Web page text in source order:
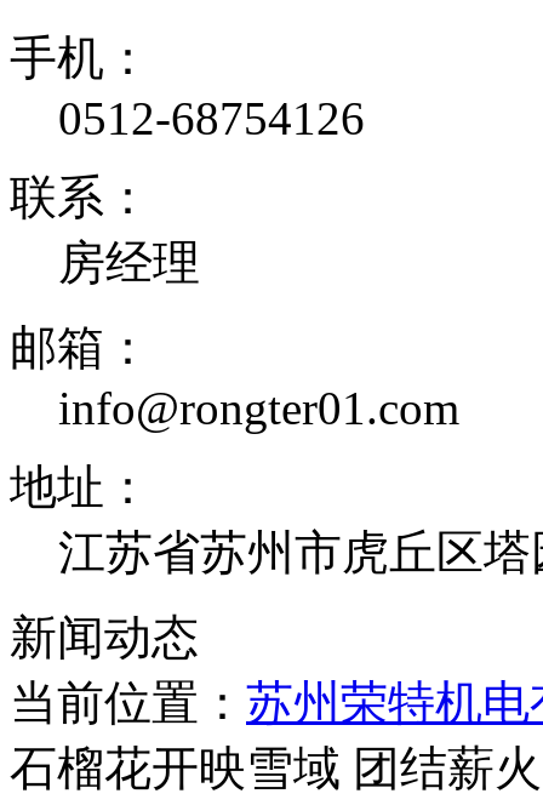
手机：
0512-68754126
联系：
房经理
邮箱：
info@rongter01.com
地址：
江苏省苏州市虎丘区塔
新闻动态
当前位置： 苏州荣特机
石榴花开映雪域 团结薪